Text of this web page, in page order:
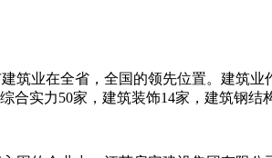
业在全省，全国的领先位置。建筑业
实力50家，建筑装饰14家，建筑钢结